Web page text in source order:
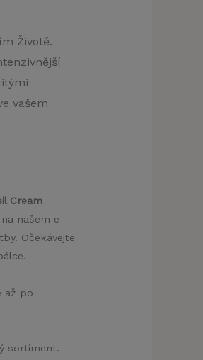
Životě.
vašem
Cream
našem e-
Očekávejte
až po
sortiment.